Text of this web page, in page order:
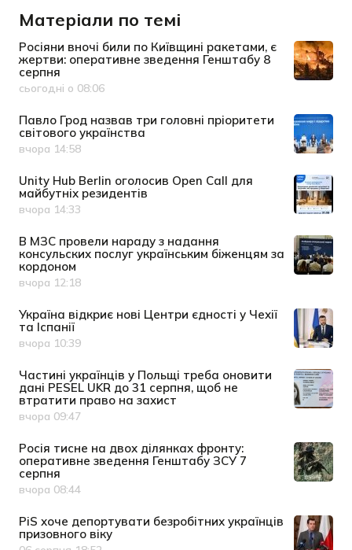
Матеріали по темі
Росіяни вночі били по Київщині ракетами, є
жертви: оперативне зведення Генштабу 8
серпня
Дата публікації
сьогодні о 08:06
Павло Грод назвав три головні пріоритети
світового українства
Дата публікації
вчора 14:58
Unity Hub Berlin оголосив Open Call для
майбутніх резидентів
Дата публікації
вчора 14:33
В МЗС провели нараду з надання
консульских послуг українським біженцям за
кордоном
Дата публікації
вчора 12:18
Україна відкриє нові Центри єдності у Чехії
та Іспанії
Дата публікації
вчора 10:39
Частині українців у Польщі треба оновити
дані PESEL UKR до 31 серпня, щоб не
втратити право на захист
Дата публікації
вчора 09:47
Росія тисне на двох ділянках фронту:
оперативне зведення Генштабу ЗСУ 7
серпня
Дата публікації
вчора 08:44
PiS хоче депортувати безробітних українців
призовного віку